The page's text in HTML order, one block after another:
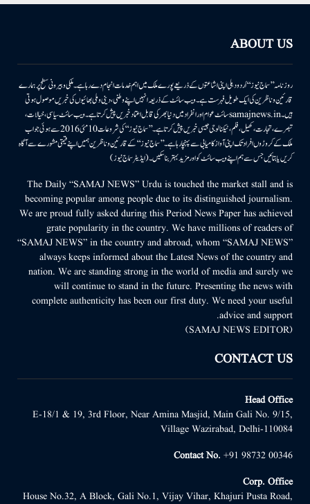
ABOUT US
روزنامہ ’’سماج نیوز‘‘ اُردو دہلی اپنی اشاعتوں کے ذریعے پورے ملک میں اہم خدمات انجام دے رہا ہے۔ ملکی وبیرونی سطح پر ہمارے
قارئین وناظرین کی ایک طویل فہرست ہے۔ ویب سائٹ کے ذریعہ انہیں اپنے وطنی، دینی وملی بھائیوں کی خبریں موصول ہوتی
ہیں۔samajnews.inسائٹ عوام اور انفراد میں دنیا بھر کی قابل اعتماد خبریں پیش کرتا ہے۔ ویب سائٹ سیاسی، خیالات،
تبصرے، تجارت، کھیل، فلم، ٹیکنالوجی جیسی خبریں پیش کرتا ہے۔ ’’سماج نیوز‘‘ کی شروعات 10مئی 2016 سے ہوئی جو اب
ملک کے کروڑوں افراد تک اپنی آواز کامیابی سے پہنچا رہا ہے۔ ’’سماج نیوز‘‘ کے قارئین وناظرین ہمیں اپنے قیمتی مشورے سے آگاہ
کریں یا بتائیں جس سے ہم اپنے ویب سائٹ کو اور مزید بہتر بناسکیں۔ (ایڈیٹر سماج نیوز)
The Daily “SAMAJ NEWS” Urdu is touched the market stall and is
becoming popular among people due to its distinguished journalism.
We are proud fully asked during this Period News Paper has achieved
grate popularity in the country. We have millions of readers of
“SAMAJ NEWS” in the country and abroad, whom “SAMAJ NEWS”
always keeps informed about the Latest News of the country and
nation. We are standing strong in the world of media and surely we
will continue to stand in the future. Presenting the news with
complete authenticity has been our first duty. We need your useful
advice and support.
(SAMAJ NEWS EDITOR)
CONTACT US
Head Office
E-18/1 & 19, 3rd Floor, Near Amina Masjid, Main Gali No. 9/15,
Village Wazirabad, Delhi-110084
Contact No. +91 98732 00346
Corp. Office
House No.32, A Block, Gali No.1, Vijay Vihar, Khajuri Pusta Road,